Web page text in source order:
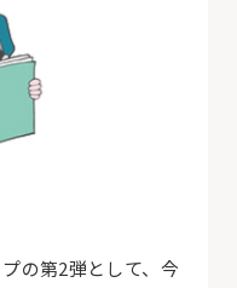
の第2弾として、今